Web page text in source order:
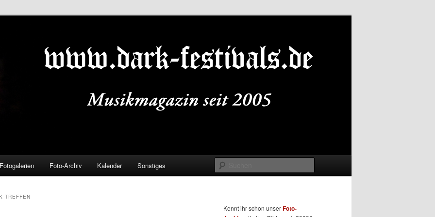
Fotogalerien Foto-Archiv Kalender Sonstiges
TREFFEN
Kennt ihr schon unserFoto-